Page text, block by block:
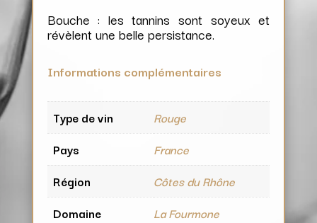
Bouche : les tannins sont soyeux et
révèlent une belle persistance.
Informations complémentaires
Type de vin
Rouge
Pays
France
Région
Côtes du Rhône
Domaine
La Fourmone